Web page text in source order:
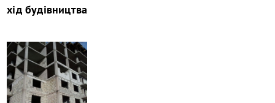
хід будівництва